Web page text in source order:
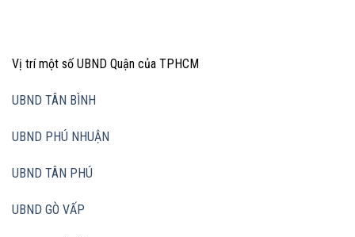
Vị trí một số UBND Quận của TPHCM
UBND TÂN BÌNH
UBND PHÚ NHUẬN
UBND TÂN PHÚ
UBND GÒ VẤP